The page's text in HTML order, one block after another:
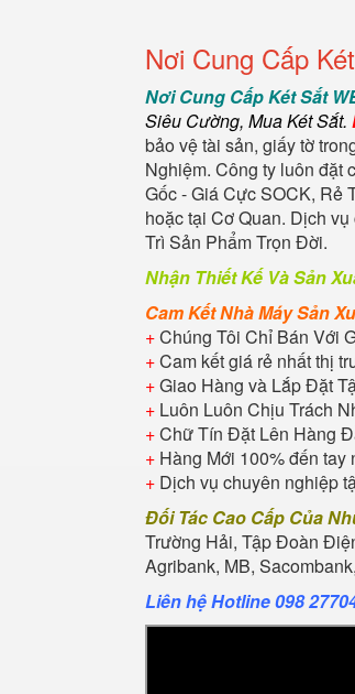
Nơi Cung Cấp
Nơi Cung Cấp Két Sắt
Siêu Cường, Mua Két Sắt.
bảo vệ tài sản, giấy tờ
Nghiệm. Công ty luôn đặt
Gốc - Giá Cực SOCK, Rẻ
hoặc tại Cơ Quan. Dịch
Trì Sản Phẩm Trọn Đời.
Nhận Thiết Kế Và Sản
Cam Kết Nhà Máy Sản
+Chúng Tôi Chỉ Bán Với
+Cam kết giá rẻ nhất thị
+Giao Hàng và Lắp Đặt
+ Luôn Luôn Chịu Trách
+Chữ Tín Đặt Lên Hàng
+ Hàng Mới 100% đến
+ Dịch vụ chuyên nghiệp
Đối Tác Cao Cấp Của
Trường Hải, Tập Đoàn
Agribank, MB,
Liên hệ Hotline 098